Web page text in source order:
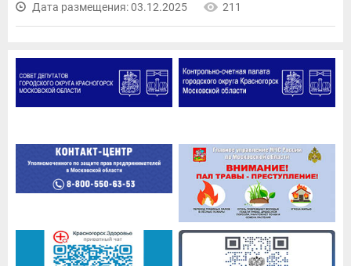
Дата размещения: 03.12.2025 211